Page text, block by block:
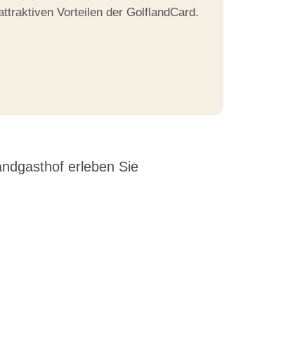
Vorteilen der GolflandCard.
erleben Sie